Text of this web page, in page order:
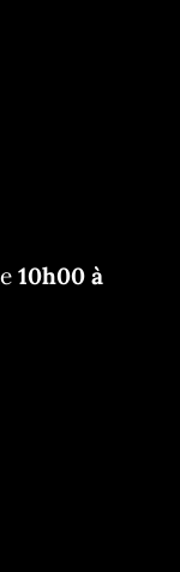
10h00 à